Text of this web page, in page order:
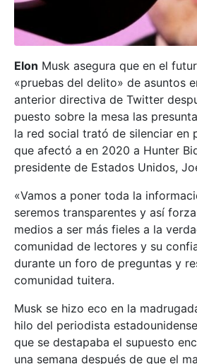
Elon Musk asegura que en el
«pruebas del delito» de asuntos
anterior directiva de Twitter
puesto sobre la mesa las
la red social trató de silenciar en
que afectó a en 2020 a Hunter
presidente de Estados Unidos,
«Vamos a poner toda la
seremos transparentes y así
medios a ser más fieles a la
comunidad de lectores y su
durante un foro de preguntas y
comunidad tuitera.
Musk se hizo eco en la
hilo del periodista
que se destapaba el supuesto
una semana después de que el